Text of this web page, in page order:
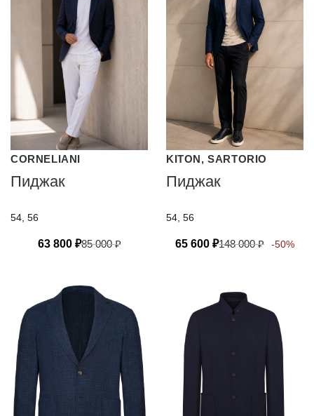
CORNELIANI
Пиджак
54, 56
63 800 ₽85 000₽
KITON, SARTORIO
Пиджак
54, 56
65 600 ₽148 000₽ -50%